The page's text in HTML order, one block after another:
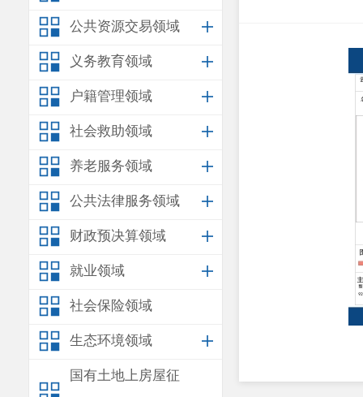
公共资源交易领域
义务教育领域
户籍管理领域
社会救助领域
养老服务领域
公共法律服务领域
财政预决算领域
就业领域
社会保险领域
生态环境领域
国有土地上房屋征